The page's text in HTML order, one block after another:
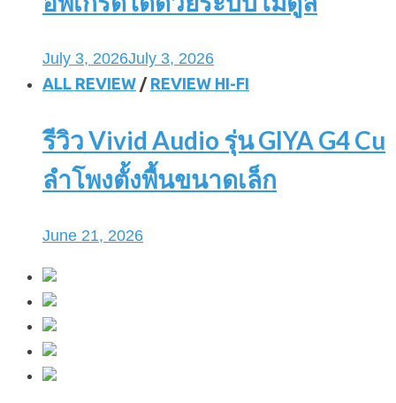
July 3, 2026July 3, 2026
ALL REVIEW / REVIEW HI-FI
รีวิว Vivid Audio รุ่น GIYA G4 Cu
ลำโพงตั้งพื้นขนาดเล็ก
June 21, 2026